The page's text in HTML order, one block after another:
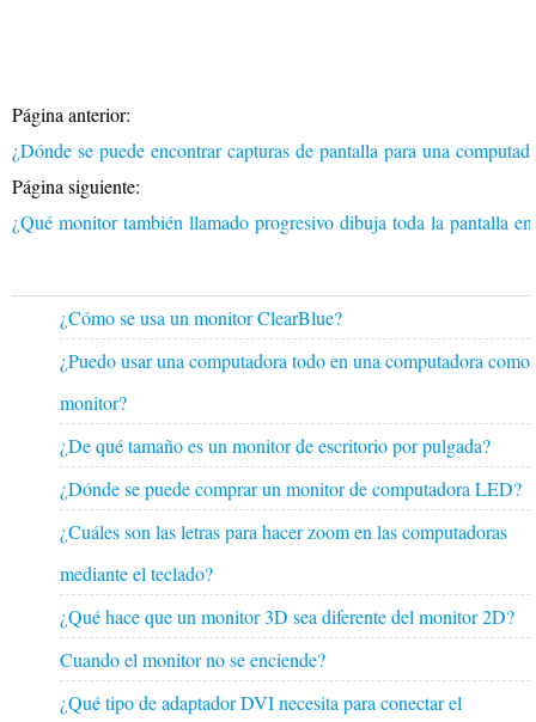
Página anterior:
¿Dónde se puede encontrar capturas de pantalla para una
Página siguiente:
¿Qué monitor también llamado progresivo dibuja toda la pantalla
¿Cómo se usa un monitor ClearBlue?
¿Puedo usar una computadora todo en una computadora como
monitor?
¿De qué tamaño es un monitor de escritorio por pulgada?
¿Dónde se puede comprar un monitor de computadora LED?
¿Cuáles son las letras para hacer zoom en las computadoras
mediante el teclado?
¿Qué hace que un monitor 3D sea diferente del monitor 2D?
Cuando el monitor no se enciende?
¿Qué tipo de adaptador DVI necesita para conectar el